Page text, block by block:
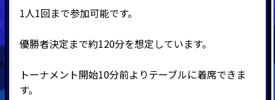
1人1回まで参加可能です。
優勝者決定まで約120分を想定しています。
トーナメント開始10分前よりテーブルに着席できま
す。